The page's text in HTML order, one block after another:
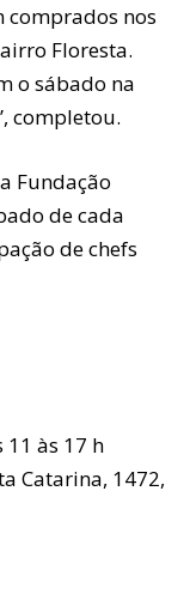
comprados nos
Floresta.
o sábado na
completou.
Fundação
de cada
de chefs
às 17 h
Catarina, 1472,